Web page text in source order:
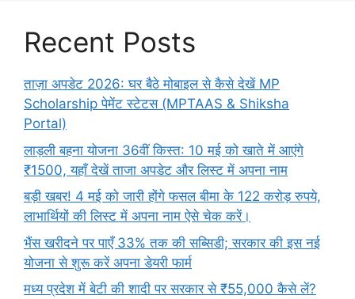
Recent Posts
ताज़ा अपडेट 2026: घर बैठे मोबाइल से कैसे देखें MP
Scholarship पेमेंट स्टेटस (MPTAAS & Shiksha
Portal)
लाड़ली बहना योजना 36वीं किस्त: 10 मई को खाते में आएंगे
₹1500, यहाँ देखें ताजा अपडेट और लिस्ट में अपना नाम
बड़ी खबर! 4 मई को जारी होंगे फसल बीमा के 122 करोड़ रुपये,
लाभार्थियों की लिस्ट में अपना नाम ऐसे चेक करें।
भैंस खरीदने पर पाएँ 33% तक की सब्सिडी; सरकार की इस नई
योजना से शुरू करें अपना डेयरी फार्म
मध्य प्रदेश में बेटी की शादी पर सरकार से ₹55,000 कैसे लें?